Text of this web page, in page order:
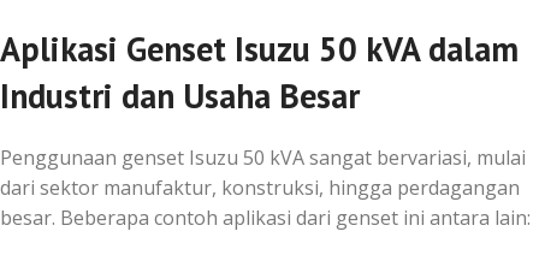
Aplikasi Genset Isuzu 50 kVA dalam
Industri dan Usaha Besar
Penggunaan genset Isuzu 50 kVA sangat bervariasi, mulai
dari sektor manufaktur, konstruksi, hingga perdagangan
besar. Beberapa contoh aplikasi dari genset ini antara lain: